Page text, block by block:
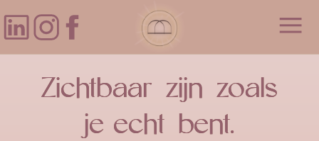
Zichtbaar zijn zoals
je echt bent.
Zichtbaar zijn zoals
je echt bent.